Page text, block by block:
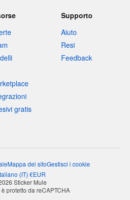
gratis
Supporto
Aiuto
Resi
Feedback
Mappa del sitoGestisci i cookie
(IT) €EUR
Sticker Mule
protetto da reCAPTCHA